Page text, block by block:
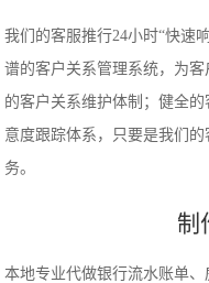
我们的客服推行24小时“快速
谱的客户关系管理系统，为
的客户关系维护体制；健全
意度跟踪体系，只要是我们
务。
制
本地专业代做银行流水账单